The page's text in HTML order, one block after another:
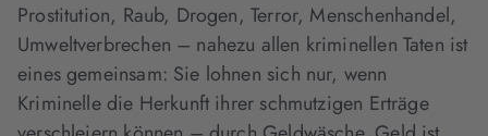
Prostitution, Raub, Drogen, Terror, Menschenhandel,
Umweltverbrechen – nahezu allen kriminellen Taten ist
eines gemeinsam: Sie lohnen sich nur, wenn
Kriminelle die Herkunft ihrer schmutzigen Erträge